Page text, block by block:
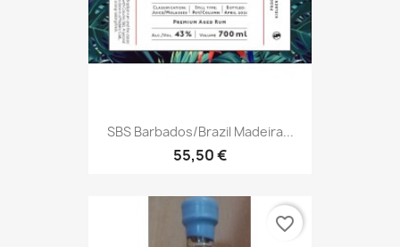
SBS Barbados/Brazil Madeira...
55,50 €
favorite_border